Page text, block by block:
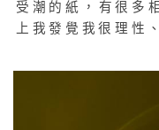
受潮的紙，有很多
上我發覺我很理性